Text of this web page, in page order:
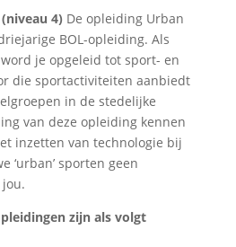
4) De opleiding Urban
BOL-opleiding. Als
je opgeleid tot sport- en
die sportactiviteiten aanbiedt
in de stedelijke
van deze opleiding kennen
inzetten van technologie bij
‘urban’ sporten geen
zijn als volgt